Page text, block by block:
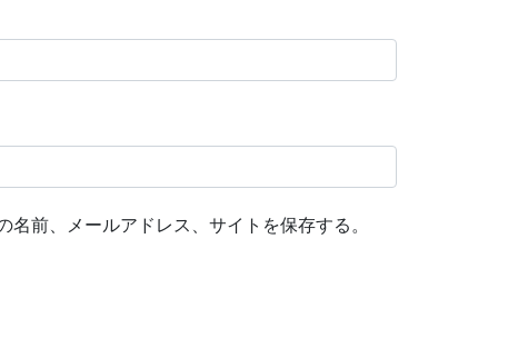
前、メールアドレス、サイトを保存する。